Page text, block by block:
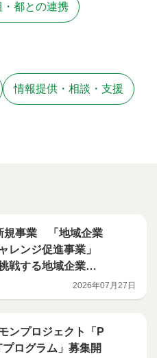
都との連携
情報提供・相談・支援
規事業 「地域企業
レンジ促進事業」
戦する地域企業グ
2026年07月27日
ンプロジェクト「P
ログラム」募集開